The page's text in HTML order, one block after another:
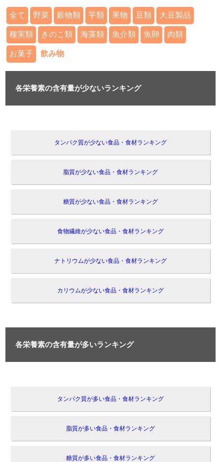
全て 野菜 穀物類 芋類 果物 豆類 大豆製品
種実類 きのこ類 海藻類 魚介類 魚卵 肉類
お菓子 飲み物
各栄養素の含有量が少ないランキング
タンパク質が少ない食品・食材ランキング
脂質が少ない食品・食材ランキング
糖質が少ない食品・食材ランキング
食物繊維が少ない食品・食材ランキング
ナトリウムが少ない食品・食材ランキング
カリウムが少ない食品・食材ランキング
各栄養素の含有量が多いランキング
タンパク質が多い食品・食材ランキング
脂質が多い食品・食材ランキング
糖質が多い食品・食材ランキング